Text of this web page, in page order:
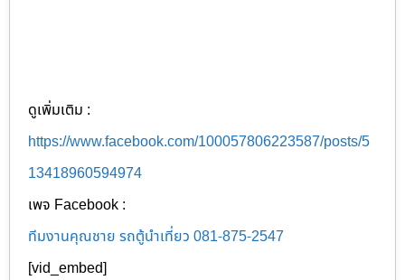
ดูเพิ่มเติม :
https://www.facebook.com/100057806223587/posts/5
13418960594974
เพจ Facebook :
ทีมงานคุณชาย รถตู้นำเที่ยว 081-875-2547
[vid_embed]